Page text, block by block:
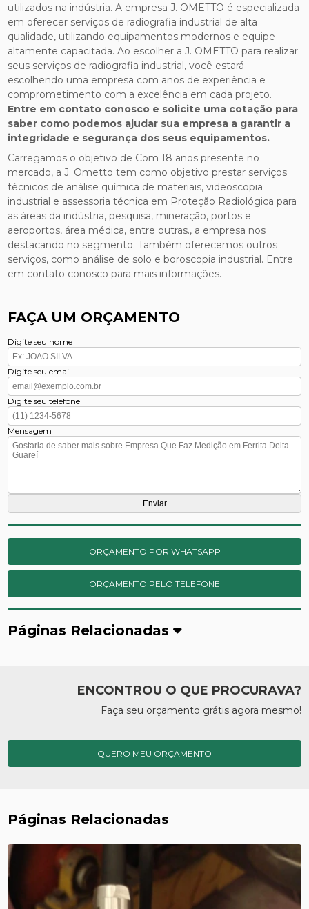
utilizados na indústria. A empresa J. OMETTO é especializada
em oferecer serviços de radiografia industrial de alta
qualidade, utilizando equipamentos modernos e equipe
altamente capacitada. Ao escolher a J. OMETTO para realizar
seus serviços de radiografia industrial, você estará
escolhendo uma empresa com anos de experiência e
comprometimento com a excelência em cada projeto.
Entre em contato conosco e solicite uma cotação para
saber como podemos ajudar sua empresa a garantir a
integridade e segurança dos seus equipamentos.
Carregamos o objetivo de Com 18 anos presente no
mercado, a J. Ometto tem como objetivo prestar serviços
técnicos de análise química de materiais, videoscopia
industrial e assessoria técnica em Proteção Radiológica para
as áreas da indústria, pesquisa, mineração, portos e
aeroportos, área médica, entre outras., a empresa nos
destacando no segmento. Também oferecemos outros
serviços, como análise de solo e boroscopia industrial. Entre
em contato conosco para mais informações.
FAÇA UM ORÇAMENTO
Digite seu nome
Digite seu email
Digite seu telefone
Mensagem
ORÇAMENTO POR WHATSAPP
ORÇAMENTO PELO TELEFONE
Páginas Relacionadas
ENCONTROU O QUE PROCURAVA?
Faça seu orçamento grátis agora mesmo!
QUERO MEU ORÇAMENTO
Páginas Relacionadas